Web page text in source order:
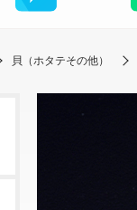
貝（ホタテその他）